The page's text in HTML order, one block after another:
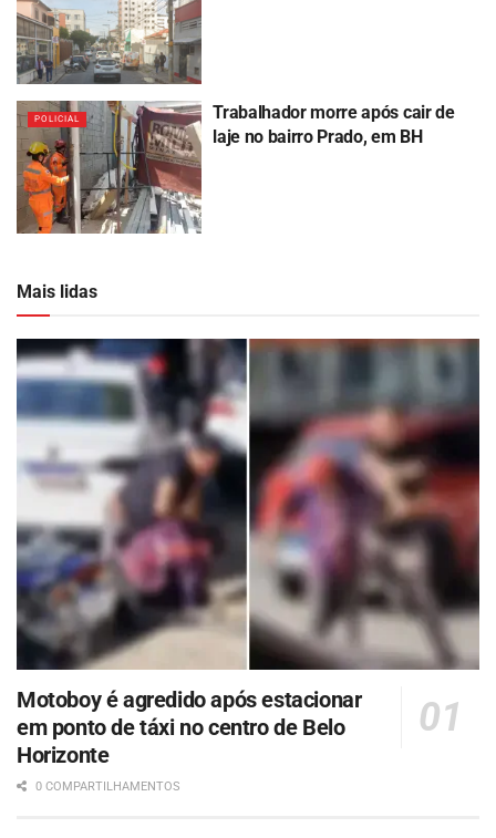
POLICIAL
Trabalhador morre após cair de
laje no bairro Prado, em BH
Mais lidas
Motoboy é agredido após estacionar
em ponto de táxi no centro de Belo
Horizonte
0 COMPARTILHAMENTOS